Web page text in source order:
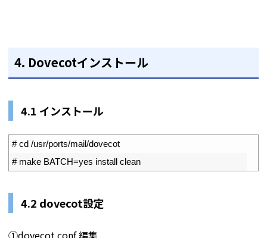
4. Dovecotインストール
4.1 インストール
# cd /usr/ports/mail/dovecot
# make BATCH=yes install clean
4.2 dovecot設定
①dovecot.conf 編集